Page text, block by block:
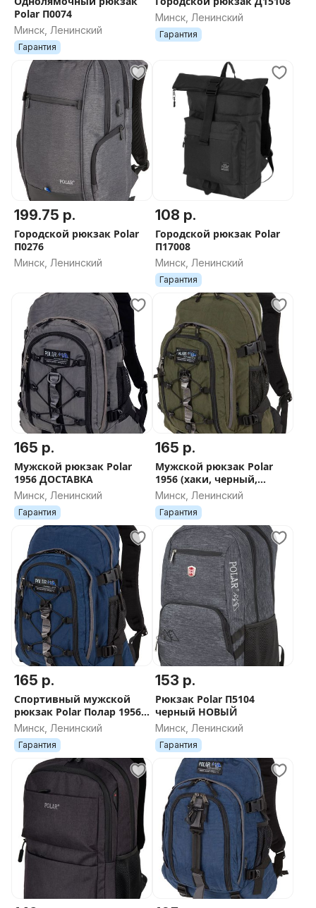
Polar П0074
Минск, Ленинский
Гарантия
Минск, Ленинский
Гарантия
199.75 р.
Городской рюкзак Polar
П0276
Минск, Ленинский
108 р.
Городской рюкзак Polar
П17008
Минск, Ленинский
Гарантия
165 р.
Мужской рюкзак Polar
1956 ДОСТАВКА
Минск, Ленинский
Гарантия
165 р.
Мужской рюкзак Polar
1956 (хаки, черный,
синий, серый) ДОСТАВКА
Минск, Ленинский
Гарантия
165 р.
Спортивный мужской
рюкзак Polar Полар 1956
ВЫБОР новые
Минск, Ленинский
Гарантия
153 р.
Рюкзак Polar П5104
черный НОВЫЙ
Минск, Ленинский
Гарантия